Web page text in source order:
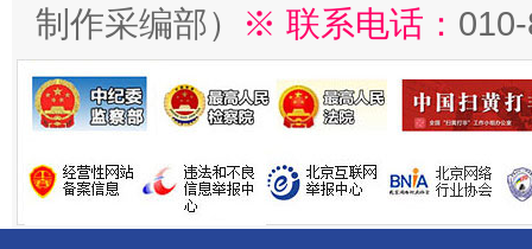
制作采编部）
※ 联系电话：